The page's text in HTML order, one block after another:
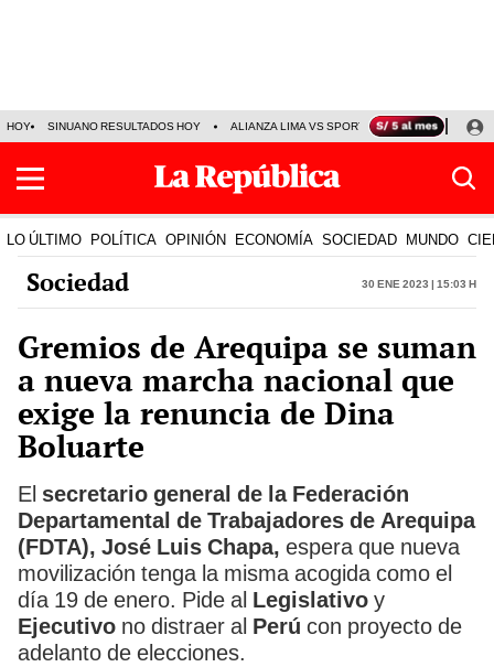
HOY SINUANO RESULTADOS HOY ALIANZA LIMA VS SPORT BOYS JORGE
LO ÚLTIMO POLÍTICA OPINIÓN ECONOMÍA SOCIEDAD MUNDO
Sociedad 30 Ene 2023 | 15:03 h
Gremios de Arequipa se suman
a nueva marcha nacional que
exige la renuncia de Dina
Boluarte
El secretario general de la Federación
Departamental de Trabajadores de Arequipa
(FDTA), José Luis Chapa, espera que nueva
movilización tenga la misma acogida como el
día 19 de enero. Pide al Legislativo y
Ejecutivo no distraer al Perú con proyecto de
adelanto de elecciones.